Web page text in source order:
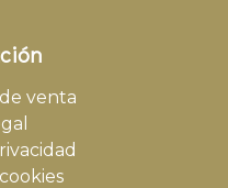
venta